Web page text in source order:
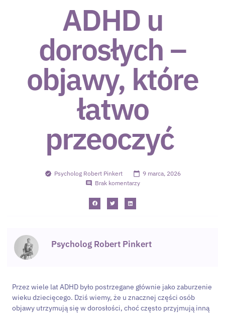
ADHD u
dorosłych –
objawy, które
łatwo
przeoczyć
Psycholog Robert Pinkert
9 marca, 2026
Brak komentarzy
Psycholog Robert Pinkert
Przez wiele lat ADHD było postrzegane głównie jako zaburzenie
wieku dziecięcego. Dziś wiemy, że u znacznej części osób
objawy utrzymują się w dorosłości, choć często przyjmują inną